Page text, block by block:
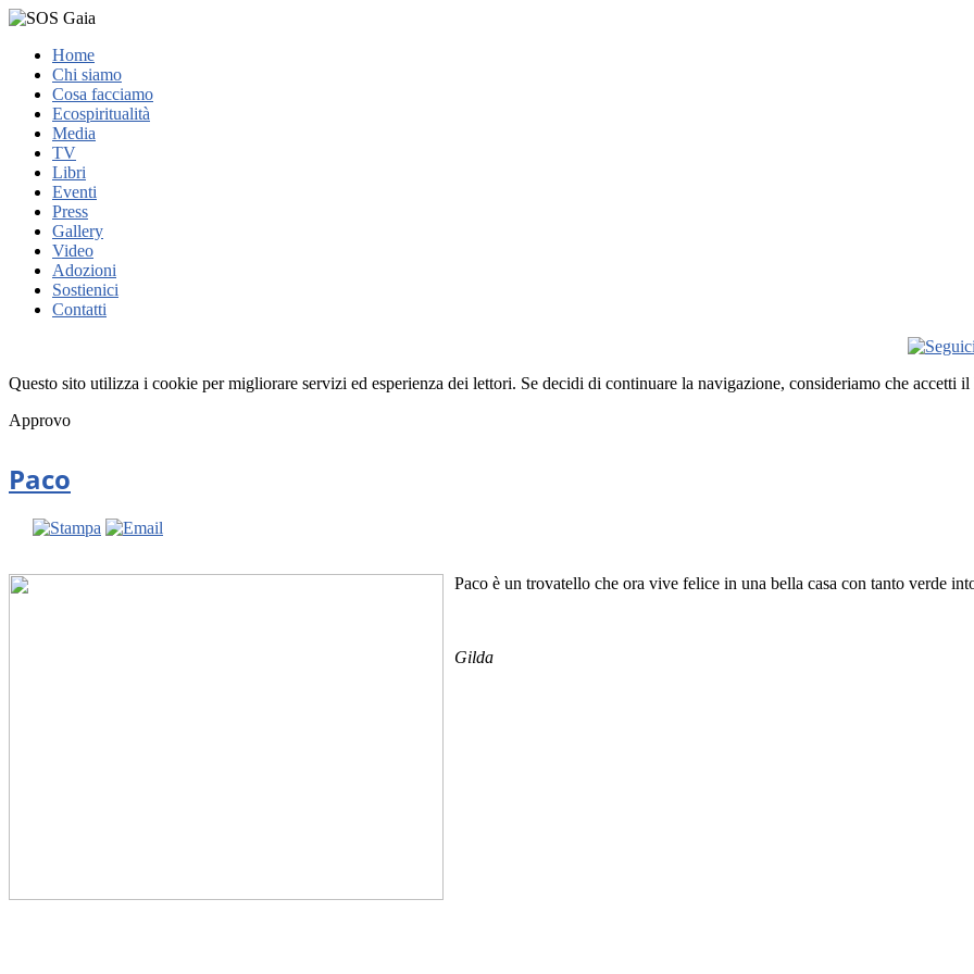
Home
Chi siamo
Cosa facciamo
Ecospiritualità
Media
TV
Libri
Eventi
Press
Gallery
Video
Adozioni
Sostienici
Contatti
Questo sito utilizza i cookie per migliorare servizi ed esperienza dei lettori. Se decidi di continuare la navigazione, consideriamo che accetti il
Approvo
Paco
Paco è un trovatello che ora vive felice in una bella casa con tanto verde
Gilda